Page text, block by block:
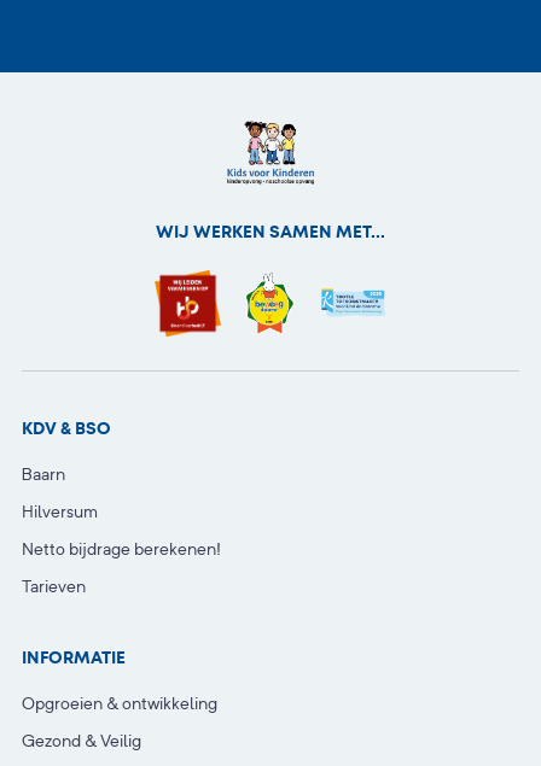
WIJ WERKEN SAMEN MET...
KDV & BSO
Baarn
Hilversum
Netto bijdrage berekenen!
Tarieven
INFORMATIE
Opgroeien & ontwikkeling
Gezond & Veilig